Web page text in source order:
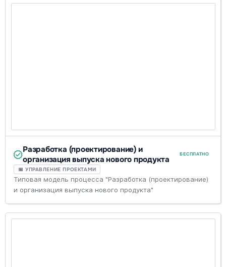
Разработка (проектирование) и
организация выпуска нового продукта
БЕСПЛАТНО
📅 УПРАВЛЕНИЕ ПРОЕКТАМИ
Типовая модель процесса "Разработка (проектирование)
и организация выпуска нового продукта"